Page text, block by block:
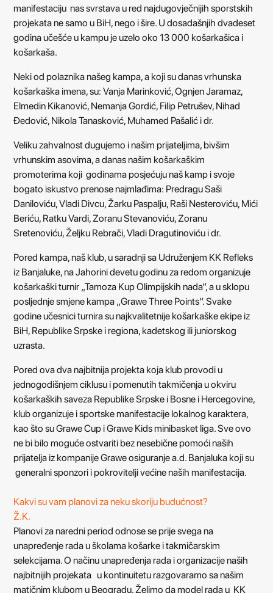
manifestaciju nas svrstava u red najdugovječnijih sporstskih
projekata ne samo u BiH, nego i šire. U dosadašnjih dvadeset
godina učešće u kampu je uzelo oko 13 000 košarkašica i
košarkaša.
Neki od polaznika našeg kampa, a koji su danas vrhunska
košarkaška imena, su: Vanja Marinković, Ognjen Jaramaz,
Elmedin Kikanović, Nemanja Gordić, Filip Petrušev, Nihad
Đedović, Nikola Tanasković, Muhamed Pašalić i dr.
Veliku zahvalnost dugujemo i našim prijateljima, bivšim
vrhunskim asovima, a danas našim košarkaškim
promoterima koji godinama posjećuju naš kamp i svoje
bogato iskustvo prenose najmlađima: Predragu Saši
Daniloviću, Vladi Divcu, Žarku Paspalju, Raši Nesteroviću, Mići
Beriću, Ratku Vardi, Zoranu Stevanoviću, Zoranu
Sretenoviću, Željku Rebrači, Vladi Dragutinoviću i dr.
Pored kampa, naš klub, u saradnji sa Udruženjem KK Refleks
iz Banjaluke, na Jahorini devetu godinu za redom organizuje
košarkaški turnir „Tamoza Kup Olimpijskih nada“, a u sklopu
posljednje smjene kampa „Grawe Three Points“. Svake
godine učesnici turnira su najkvalitetnije košarkaške ekipe iz
BiH, Republike Srpske i regiona, kadetskog ili juniorskog
uzrasta.
Pored ova dva najbitnija projekta koja klub provodi u
jednogodišnjem ciklusu i pomenutih takmičenja u okviru
košarkaških saveza Republike Srpske i Bosne i Hercegovine,
klub organizuje i sportske manifestacije lokalnog karaktera,
kao što su Grawe Cup i Grawe Kids minibasket liga. Sve ovo
ne bi bilo moguće ostvariti bez nesebične pomoći naših
prijatelja iz kompanije Grawe osiguranje a.d. Banjaluka koji su
generalni sponzori i pokrovitelji većine naših manifestacija.
Kakvi su vam planovi za neku skoriju budućnost?
Ž.K.
Planovi za naredni period odnose se prije svega na
unapređenje rada u školama košarke i takmičarskim
selekcijama. O načinu unapređenja rada i organizacije naših
najbitnijih projekata u kontinuitetu razgovaramo sa našim
matičnim klubom u Beogradu. Želimo da model rada u KK